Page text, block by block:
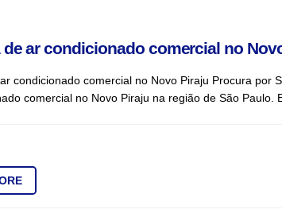
de ar condicionado comercial no
condicionado comercial no Novo Piraju Procura por
comercial no Novo Piraju na região de São Paulo.